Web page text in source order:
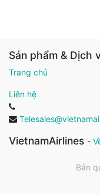
Sản phẩm & Dịch
Trang chủ
Liên hệ
VietnamAirlines -
Bản